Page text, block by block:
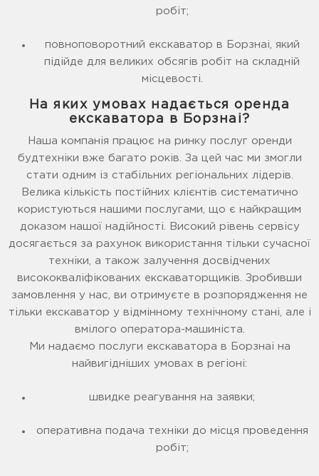
робіт;
повноповоротний екскаватор в Борзнаі, який
підійде для великих обсягів робіт на складній
місцевості.
На яких умовах надається оренда
екскаватора в Борзнаі?
Наша компанія працює на ринку послуг оренди
будтехніки вже багато років. За цей час ми змогли
стати одним із стабільних регіональних лідерів.
Велика кількість постійних клієнтів систематично
користуються нашими послугами, що є найкращим
доказом нашої надійності. Високий рівень сервісу
досягається за рахунок використання тільки сучасної
техніки, а також залучення досвідчених
висококваліфікованих екскаваторщиків. Зробивши
замовлення у нас, ви отримуєте в розпорядження не
тільки екскаватор у відмінному технічному стані, але і
вмілого оператора-машиніста.
Ми надаємо послуги екскаватора в Борзнаі на
найвигідніших умовах в регіоні:
швидке реагування на заявки;
оперативна подача техніки до місця проведення
робіт;